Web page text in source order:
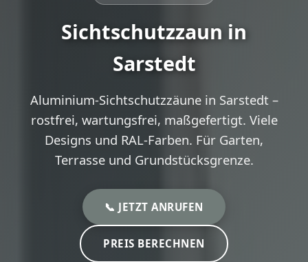
Sichtschutzzaun in
Sarstedt
Aluminium-Sichtschutzzäune in Sarstedt –
rostfrei, wartungsfrei, maßgefertigt. Viele
Designs und RAL-Farben. Für Garten,
Terrasse und Grundstücksgrenze.
📞 JETZT ANRUFEN
PREIS BERECHNEN